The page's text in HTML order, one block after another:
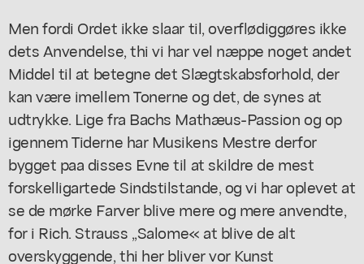
Men fordi Ordet ikke slaar til, overflødiggøres ikke
dets Anvendelse, thi vi har vel næppe noget andet
Middel til at betegne det Slægtskabsforhold, der
kan være imellem Tonerne og det, de synes at
udtrykke. Lige fra Bachs Mathæus-Passion og op
igennem Tiderne har Musikens Mestre derfor
bygget paa disses Evne til at skildre de mest
forskelligartede Sindstilstande, og vi har oplevet at
se de mørke Farver blive mere og mere anvendte,
for i Rich. Strauss ,,Salome« at blive de alt
overskyggende, thi her bliver vor Kunst